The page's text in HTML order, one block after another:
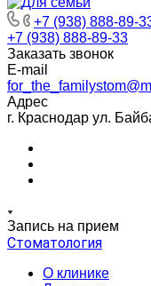
+7 (938) 888-89-
+7 (938) 888-89-33
Заказать звонок
E-mail
Адрес
г. Краснодар ул.
Запись на прием
Стоматология
О клинике